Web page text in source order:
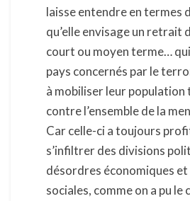
laisse entendre en termes
qu’elle envisage un retrait
court ou moyen terme…
pays concernés par le
à mobiliser leur
contre l’ensemble de la
Car celle-ci a toujours
s’infiltrer des divisions
désordres économiques
sociales, comme on a pu le